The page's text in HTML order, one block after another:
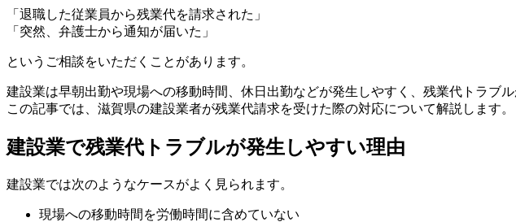
「退職した従業員から残業代を請求された」
「突然、弁護士から通知が届いた」
というご相談をいただくことがあります。
建設業は早朝出勤や現場への移動時間、休日出勤などが発生しやすく、残業代トラブル
この記事では、滋賀県の建設業者が残業代請求を受けた際の対応について解説します。
建設業で残業代トラブルが発生しやすい理由
建設業では次のようなケースがよく見られます。
現場への移動時間を労働時間に含めていない